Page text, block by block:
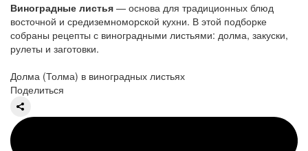
Виноградные листья — основа для традиционных блюд
восточной и средиземноморской кухни. В этой подборке
собраны рецепты с виноградными листьями: долма, закуски,
рулеты и заготовки.
Долма (Толма) в виноградных листьях
Поделиться